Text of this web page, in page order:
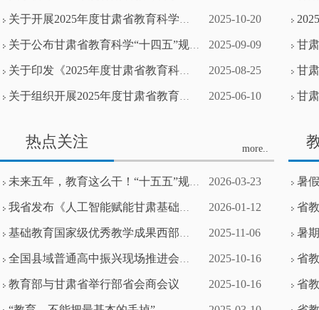
关于开展2025年度甘肃省教育科学规划课题重要事项变更申报工作的通知 2025-10-20
关于公布甘肃省教育科学“十四五”规划2025年度课题立项名单的通知 2025-09-09
关于印发《2025年度甘肃省教育科学规划课题鉴定结果》的通知 2025-08-25
关于组织开展2025年度甘肃省教育科学规划课题集中鉴定结题工作的通知 2025-06-10
2025
甘肃省
甘肃
甘肃省
热点关注 more..
未来五年，教育这么干！“十五五”规划纲要作出部署→ 2026-03-23
我省发布《人工智能赋能甘肃基础教育实施方案（2025-2030）》 2026-01-12
基础教育国家级优秀教学成果西部行暨新一轮推广应用工作培训会举行 2025-11-06
全国县域普通高中振兴现场推进会召开 2025-10-16
教育部与甘肃省举行部省会商会议 2025-10-16
暑假
省教科院
暑期
省教科
省教科